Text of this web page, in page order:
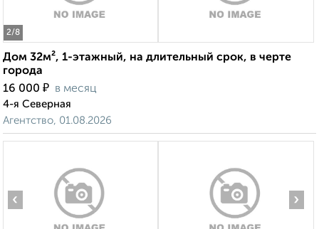
2/8
Дом 32м², 1-этажный, на длительный срок, в черте
города
16 000 ₽ в месяц
4-я Северная
Агентство, 01.08.2026
‹ ›